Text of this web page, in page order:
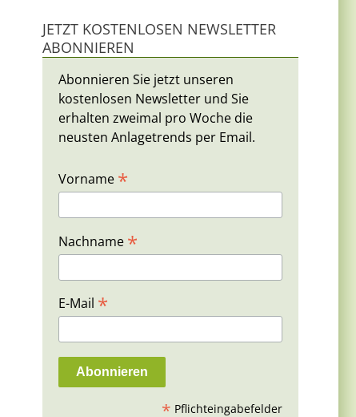
JETZT KOSTENLOSEN NEWSLETTER
ABONNIEREN
Abonnieren Sie jetzt unseren
kostenlosen Newsletter und Sie
erhalten zweimal pro Woche die
neusten Anlagetrends per Email.
Vorname *
Nachname *
E-Mail *
* Pflichteingabefelder